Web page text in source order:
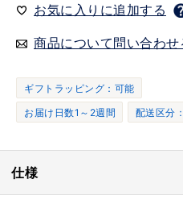
お気に入りに追加する
商品について問い合わせ
ギフトラッピング：可能
お届け日数1～2週間
配送区分
仕様